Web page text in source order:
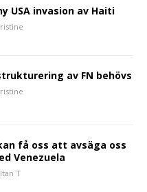
USA invasion av Haiti
av FN behövs
få oss att avsäga oss
Venezuela
T